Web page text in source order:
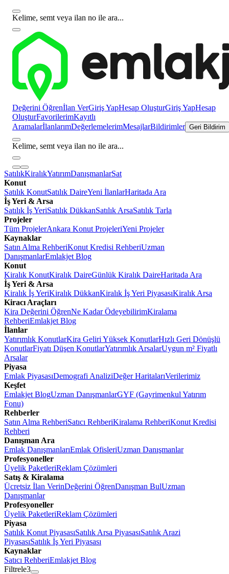
Kelime, semt veya ilan no ile ara...
Değerini Öğrenİlan VerGiriş YapHesap OluşturGiriş YapHesap
OluşturFavorilerimKayıtlı
AramalarİlanlarımDeğerlemelerimMesajlarBildirimler Geri Bildirim
Kelime, semt veya ilan no ile ara...
SatılıkKiralıkYatırımDanışmanlarSat
Konut
Satılık KonutSatılık DaireYeni İlanlarHaritada Ara
İş Yeri & Arsa
Satılık İş YeriSatılık DükkanSatılık ArsaSatılık Tarla
Projeler
Tüm ProjelerAnkara Konut ProjeleriYeni Projeler
Kaynaklar
Satın Alma RehberiKonut Kredisi RehberiUzman
DanışmanlarEmlakjet Blog
Konut
Kiralık KonutKiralık DaireGünlük Kiralık DaireHaritada Ara
İş Yeri & Arsa
Kiralık İş YeriKiralık DükkanKiralık İş Yeri PiyasasıKiralık Arsa
Kiracı Araçları
Kira Değerini ÖğrenNe Kadar ÖdeyebilirimKiralama
RehberiEmlakjet Blog
İlanlar
Yatırımlık KonutlarKira Geliri Yüksek KonutlarHızlı Geri Dönüşlü
KonutlarFiyatı Düşen KonutlarYatırımlık ArsalarUygun m² Fiyatlı
Arsalar
Piyasa
Emlak PiyasasıDemografi AnaliziDeğer HaritalarıVerilerimiz
Keşfet
Emlakjet BlogUzman DanışmanlarGYF (Gayrimenkul Yatırım
Fonu)
Rehberler
Satın Alma RehberiSatıcı RehberiKiralama RehberiKonut Kredisi
Rehberi
Danışman Ara
Emlak DanışmanlarıEmlak OfisleriUzman Danışmanlar
Profesyoneller
Üyelik PaketleriReklam Çözümleri
Satış & Kiralama
Ücretsiz İlan VerinDeğerini ÖğrenDanışman BulUzman
Danışmanlar
Profesyoneller
Üyelik PaketleriReklam Çözümleri
Piyasa
Satılık Konut PiyasasıSatılık Arsa PiyasasıSatılık Arazi
PiyasasıSatılık İş Yeri Piyasası
Kaynaklar
Satıcı RehberiEmlakjet Blog
Filtrele3